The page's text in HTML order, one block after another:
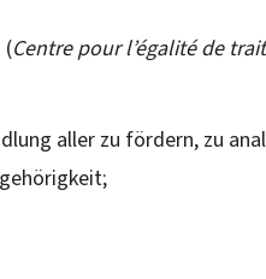
(Centre pour l’égalité de
aller zu fördern, zu